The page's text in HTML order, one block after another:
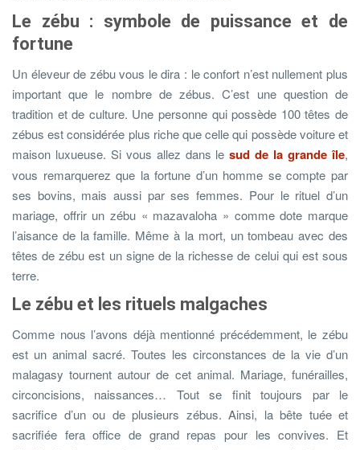
Le zébu : symbole de puissance et de
fortune
Un éleveur de zébu vous le dira : le confort n’est nullement plus
important que le nombre de zébus. C’est une question de
tradition et de culture. Une personne qui possède 100 têtes de
zébus est considérée plus riche que celle qui possède voiture et
maison luxueuse. Si vous allez dans lesud de la grande île,
vous remarquerez que la fortune d’un homme se compte par
ses bovins, mais aussi par ses femmes. Pour le rituel d’un
mariage, offrir un zébu « mazavaloha » comme dote marque
l’aisance de la famille. Même à la mort, un tombeau avec des
têtes de zébu est un signe de la richesse de celui qui est sous
terre.
Le zébu et les rituels malgaches
Comme nous l’avons déjà mentionné précédemment, le zébu
est un animal sacré. Toutes les circonstances de la vie d’un
malagasy tournent autour de cet animal. Mariage, funérailles,
circoncisions, naissances… Tout se finit toujours par le
sacrifice d’un ou de plusieurs zébus. Ainsi, la bête tuée et
sacrifiée fera office de grand repas pour les convives. Et